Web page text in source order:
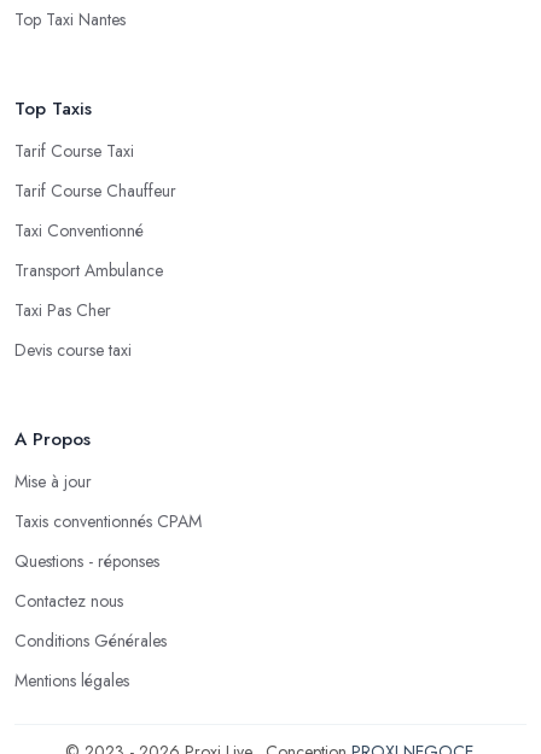
Top Taxi Nantes
Top Taxis
Tarif Course Taxi
Tarif Course Chauffeur
Taxi Conventionné
Transport Ambulance
Taxi Pas Cher
Devis course taxi
A Propos
Mise à jour
Taxis conventionnés CPAM
Questions - réponses
Contactez nous
Conditions Générales
Mentions légales